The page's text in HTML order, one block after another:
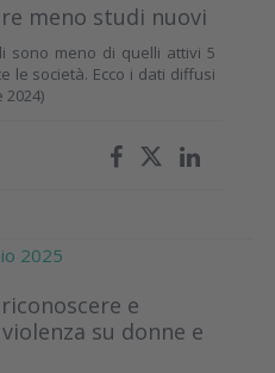
meno studi nuovi
sono meno di quelli attivi 5
le società. Ecco i dati diffusi
2024)
2025
e
su donne e